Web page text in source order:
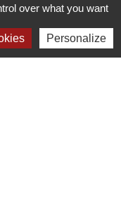
over what you want
Personalize